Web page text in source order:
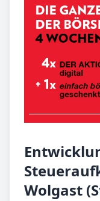
Wolgast